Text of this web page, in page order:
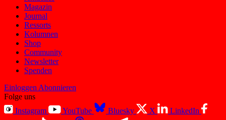
Magazin
Journal
Ressorts
Kolumnen
Shop
Community
Newsletter
Spenden
Einloggen Abonnieren
Folge uns
Instagram
YouTube Bluesky X
LinkedIn